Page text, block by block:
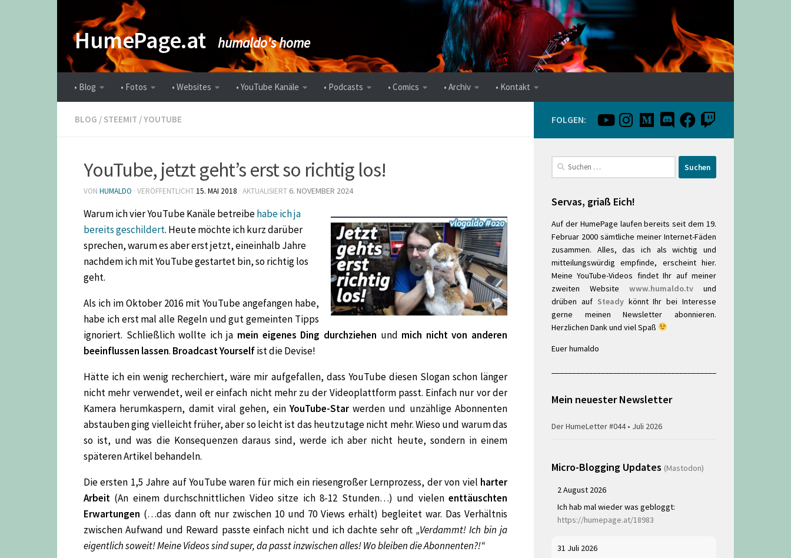
Zum Inhalt springen
HumePage.at humaldo's home
• Blog • Fotos • Websites • YouTube Kanäle • Podcasts • Comics • Archiv • Kontakt
BLOG / STEEMIT /YOUTUBE
YouTube, jetzt geht’s erst so richtig los!
VON HUMALDO · VERÖFFENTLICHT 15. MAI 2018 · AKTUALISIERT 6. NOVEMBER 2024
Warum ich vier YouTube Kanäle betreibehabe ich ja
bereits geschildert. Heute möchte ich kurz darüber
sprechen, warum es aber erst jetzt, eineinhalb Jahre
nachdem ich mit YouTube gestartet bin, so richtig los
geht.
Als ich im Oktober 2016 mit YouTube angefangen habe,
habe ich erst mal alle Regeln und gut gemeinten Tipps
ignoriert. Schließlich wollte ich ja mein eigenes Ding durchziehen und mich nicht von anderen
beeinflussen lassen. Broadcast Yourselfist die Devise!
Hätte ich ein wenig recherchiert, wäre mir aufgefallen, dass YouTube diesen Slogan schon länger
nicht mehr verwendet, weil er einfach nicht mehr zu der Videoplattform passt. Einfach nur vor der
Kamera herumkaspern, damit viral gehen, einYouTube-Starwerden und unzählige Abonnenten
abstauben ging vielleicht früher, aber so leicht ist das heutzutage nicht mehr. Wieso und warum das
so ist, und was die Konsequenzen daraus sind, werde ich aber nicht heute, sondern in einem
späteren Artikel behandeln.
Die ersten 1,5 Jahre auf YouTube waren für mich ein riesengroßer Lernprozess, der von viel harter
Arbeit (An einem durchschnittlichen Video sitze ich 8-12 Stunden…) und vielen enttäuschten
Erwartungen (…das dann oft nur zwischen 10 und 70 Views erhält) begleitet war. Das Verhältnis
zwischen Aufwand und Reward passte einfach nicht und ich dachte sehr oft „Verdammt! Ich bin ja
eigentlich soweit! Meine Videos sind super, da passt inzwischen alles! Wo bleiben die Abonnenten?!“
FOLGEN:
Suchen
nach:
Servas, griaß Eich!
Auf der HumePage laufen bereits seit dem 19.
Februar 2000 sämtliche meiner Internet-Fäden
zusammen. Alles, das ich als wichtig und
mitteilungswürdig empfinde, erscheint hier.
Meine YouTube-Videos findet Ihr auf meiner
zweiten Website www.humaldo.tv und
drüben auf Steadykönnt Ihr bei Interesse
gerne meinen Newsletter abonnieren.
Herzlichen Dank und viel Spaß
Euer humaldo
Mein neuester Newsletter
Der HumeLetter #044 • Juli 2026
Micro-Blogging Updates (Mastodon)
2 August 2026
Ich hab mal wieder was gebloggt:
https://humepage.at/18983
31 Juli 2026